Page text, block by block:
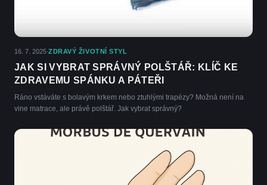
16. 7. 2025·ZDRAVÝ ŽIVOTNÍ STYL
JAK SI VYBRAT SPRÁVNÝ POLŠTÁŘ: KLÍČ KE
ZDRAVEMU SPÁNKU A PÁTEŘI
Ráno vstáváte s bolavým krkem nebo ztuhlými trapézy? Možná není na
vine matrace, ale právě polštář. Jak vybrat správný?